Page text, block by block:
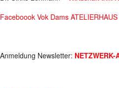
Faceboook Vok Dams ATELIERHAUS
Anmeldung Newsletter: NETZWERK-